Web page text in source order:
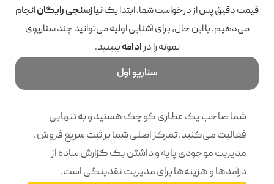
قیمت دقیق پس از درخواست شما، ابتدا یکنیازسنجی رایگانانجام
می‌دهیم. با این حال، برای آشنایی اولیه می‌توانید چند سناریوی
نمونه را درادامهببینید.
سناریو اول
شما صاحب یک عطاری کوچک هستید و به تنهایی
فعالیت می‌کنید. تمرکز اصلی شما بر ثبت سریع فروش،
مدیریت موجودی پایه و داشتن یک گزارش ساده از
درآمدها و هزینه‌ها برای مدیریت نقدینگی است.